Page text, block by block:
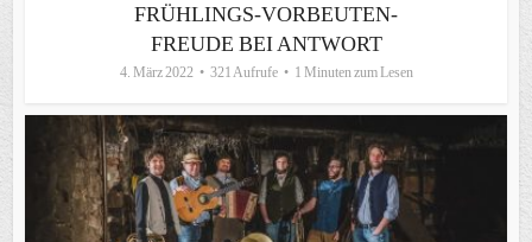
FRÜHLINGS-VORBEUTEN-
FREUDE BEI ANTWORT
4. März 2022 321 Aufrufe 1 Minuten zum Lesen